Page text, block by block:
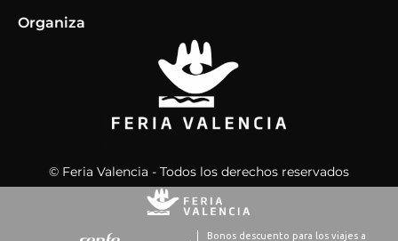
Organiza
© Feria Valencia - Todos los derechos reservados